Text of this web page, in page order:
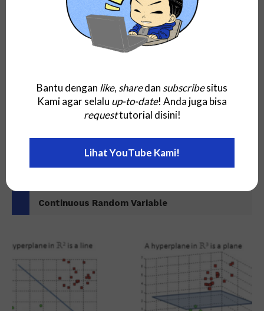
Random Forests
Continuous Random Variable
Bantu dengan like, sharedan subscribesitus
Kami agar selalu up-to-date! Anda juga bisa
requesttutorial disini!
Lihat YouTube Kami!